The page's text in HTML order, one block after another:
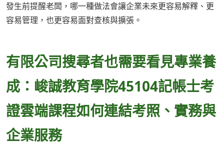
發生前提醒老闆，哪一種做法會讓企業未來更容易解釋、更
容易管理，也更容易面對查核與擴張。
有限公司搜尋者也需要看見專業養
成：峻誠教育學院45104記帳士考
證雲端課程如何連結考照、實務與
企業服務